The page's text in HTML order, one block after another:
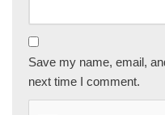
Save my name, email,
next time I comment.